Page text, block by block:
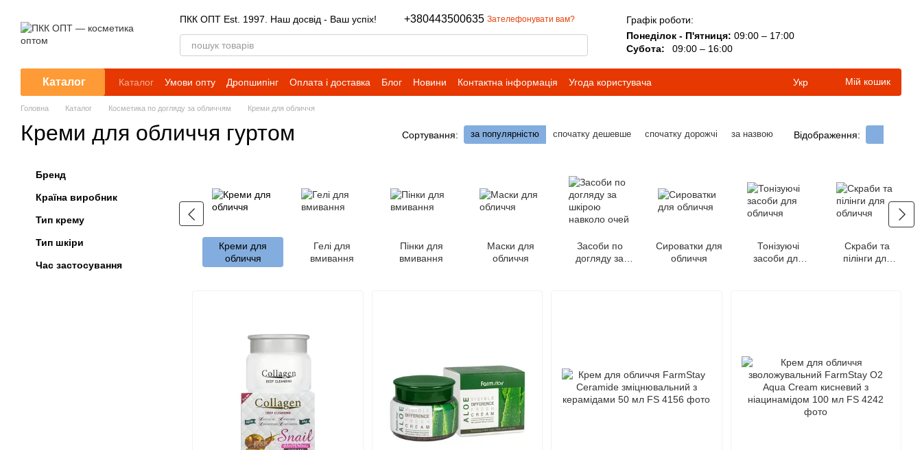
ПКК ОПТ Est. 1997. Наш досвід - Ваш успіх!
+380443500635 Зателефонувати вам?
Графік роботи:
Понеділок - П'ятниця: 09:00 – 17:00
Субота:
09:00 – 16:00
Каталог Каталог Умови опту Дропшипінг Оплата і доставка Блог Новини Контактна інформація Угода користувача Укр Мій кошик
Головна Каталог Косметика по догляду за обличчям Креми для обличчя
Креми для обличчя гуртом Сортування: за популярністю спочатку дешевше спочатку дорожчі за назвою Відображення:
Креми для
обличчя
Гелі для
вмивання
Пінки для
вмивання
Маски для
обличчя
Засоби по
догляду за
Сироватки для
обличчя
Тонізуючі
засоби для
Скраби та
пілінги для
Бренд
Країна виробник
Тип крему
Тип шкіри
Час застосування